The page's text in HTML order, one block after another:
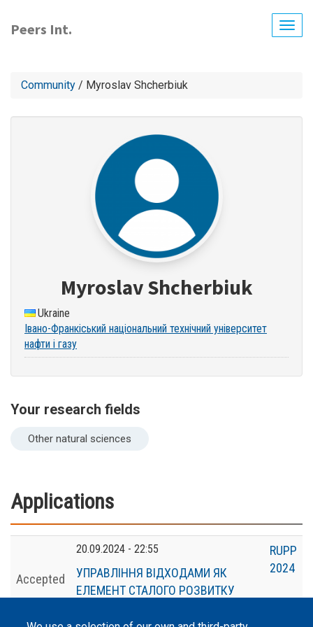
main
Peers Int.
Community / Myroslav Shcherbiuk
Myroslav Shcherbiuk
Ukraine
Івано-Франкіський національний технічний університет
нафти і газу
Your research fields
Other natural sciences
Applications
Accepted
20.09.2024 - 22:55
УПРАВЛІННЯ ВІДХОДАМИ ЯК
ЕЛЕМЕНТ СТАЛОГО РОЗВИТКУ
RUPP
2024